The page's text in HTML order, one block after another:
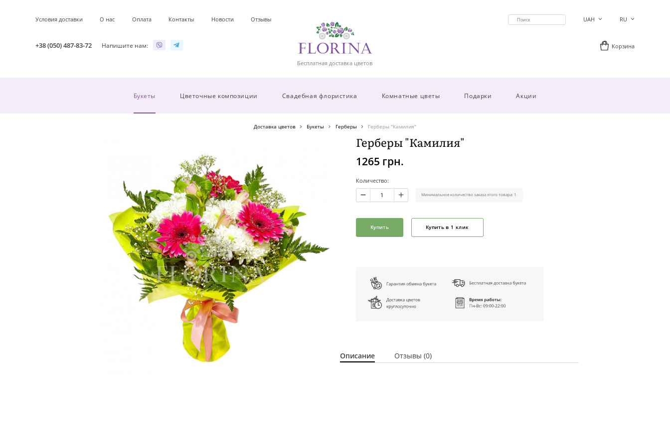
Условия доставки О нас Оплата Контакты Новости Отзывы
+38 (050) 487-83-72 Напишите нам:
Бесплатная доставка цветов
UAH RU
Корзина
Букеты Цветочные композиции Свадебная флористика Комнатные цветы Подарки Акции
Доставка цветов Букеты Герберы Герберы "Камилия"
Герберы "Камилия"
1265 грн.
Количество:
Минимальное количество заказа этого товара: 1
Купить Купить в 1 клик
Описание Отзывы (0)